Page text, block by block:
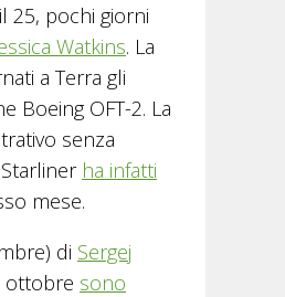
25, pochi giorni
Watkins. La
a Terra gli
Boeing OFT-2. La
senza
ha infatti
mese.
di Sergej
ottobre sono